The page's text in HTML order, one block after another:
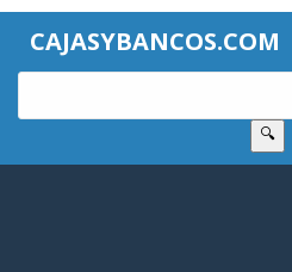
CAJASYBANCOS.COM
🔍